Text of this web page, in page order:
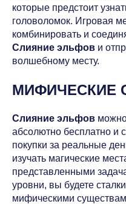
которые предстоит
головоломок. Игровая
комбинировать и
Слияние эльфов и
волшебному месту.
МИФИЧЕСКИЕ
Слияние эльфов
абсолютно бесплатно и
покупки за реальные
изучать магические
представленными
уровни, вы будете
мифическими